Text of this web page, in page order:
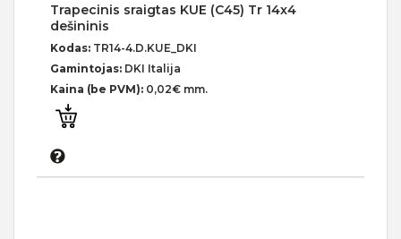
Trapecinis sraigtas KUE (C45) Tr 14x4
dešininis
Kodas: TR14-4.D.KUE_DKI
Gamintojas: DKI Italija
Kaina (be PVM): 0,02€ mm.